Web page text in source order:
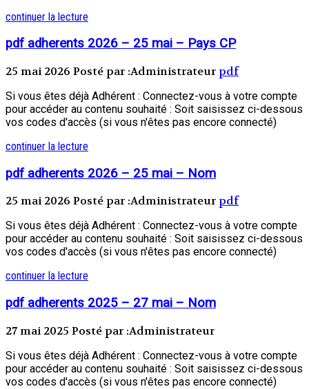
continuer la lecture
pdf adherents 2026 – 25 mai – Pays CP
25 mai 2026 Posté par :Administrateurpdf
Si vous êtes déjà Adhérent : Connectez-vous à votre compte
pour accéder au contenu souhaité : Soit saisissez ci-dessous
vos codes d'accès (si vous n'êtes pas encore connecté)
continuer la lecture
pdf adherents 2026 – 25 mai – Nom
25 mai 2026 Posté par :Administrateurpdf
Si vous êtes déjà Adhérent : Connectez-vous à votre compte
pour accéder au contenu souhaité : Soit saisissez ci-dessous
vos codes d'accès (si vous n'êtes pas encore connecté)
continuer la lecture
pdf adherents 2025 – 27 mai – Nom
27 mai 2025 Posté par :Administrateur
Si vous êtes déjà Adhérent : Connectez-vous à votre compte
pour accéder au contenu souhaité : Soit saisissez ci-dessous
vos codes d'accès (si vous n'êtes pas encore connecté)